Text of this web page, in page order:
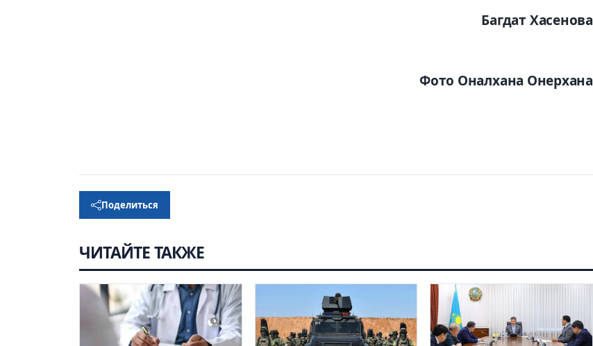
Багдат Хасенова
Фото Оналхана Онерхана
Поделиться
ЧИТАЙТЕ ТАКЖЕ